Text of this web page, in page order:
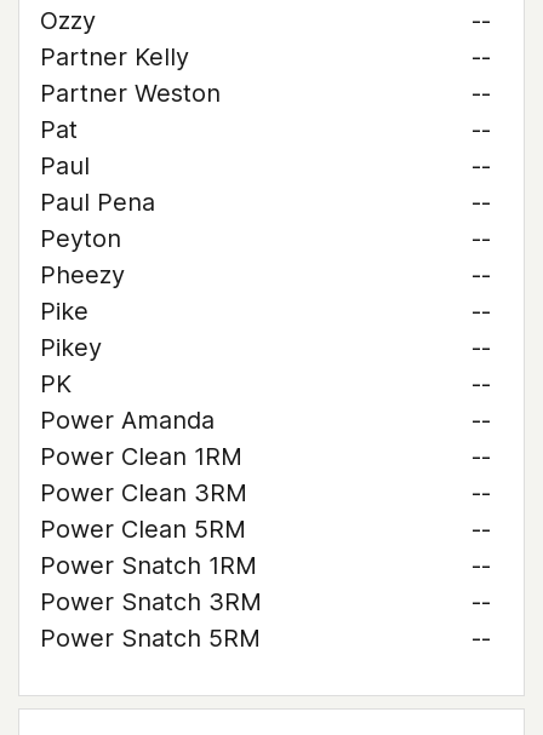
Ozzy
--
Partner Kelly
--
Partner Weston
--
Pat
--
Paul
--
Paul Pena
--
Peyton
--
Pheezy
--
Pike
--
Pikey
--
PK
--
Power Amanda
--
Power Clean 1RM
--
Power Clean 3RM
--
Power Clean 5RM
--
Power Snatch 1RM
--
Power Snatch 3RM
--
Power Snatch 5RM
--